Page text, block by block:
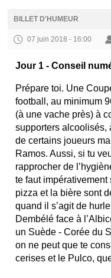
BILLET D'HUMEUR
07 juin 2018 - 16:00
Jour 1 - Conseil
Prépare toi. Une
football, au minimum
(à une vache près) à
supporters alcoolisés,
de certains joueurs
Ramos. Aussi, si tu
rapprocher de
te faut
pizza et la bière sont
quand il s’agit de
Dembélé face à
un Suède - Corée du
on ne peut que te
cerises et le Pulco,